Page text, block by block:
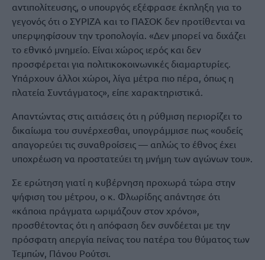
αντιπολίτευσης, ο υπουργός εξέφρασε έκπληξη για το
γεγονός ότι ο ΣΥΡΙΖΑ και το ΠΑΣΟΚ δεν προτίθενται να
υπερψηφίσουν την τροπολογία. «Δεν μπορεί να διχάζει
το εθνικό μνημείο. Είναι χώρος ιερός και δεν
προσφέρεται για πολιτικοκοινωνικές διαμαρτυρίες.
Υπάρχουν άλλοι χώροι, λίγα μέτρα πιο πέρα, όπως η
πλατεία Συντάγματος», είπε χαρακτηριστικά.
Απαντώντας στις αιτιάσεις ότι η ρύθμιση περιορίζει το
δικαίωμα του συνέρχεσθαι, υπογράμμισε πως «ουδείς
απαγορεύει τις συναθροίσεις — απλώς το έθνος έχει
υποχρέωση να προστατεύει τη μνήμη των αγώνων του».
Σε ερώτηση γιατί η κυβέρνηση προχωρά τώρα στην
ψήφιση του μέτρου, ο κ. Φλωρίδης απάντησε ότι
«κάποια πράγματα ωριμάζουν στον χρόνο»,
προσθέτοντας ότι η απόφαση δεν συνδέεται με την
πρόσφατη απεργία πείνας του πατέρα του θύματος των
Τεμπών, Πάνου Ρούτσι.